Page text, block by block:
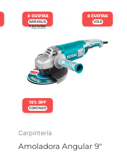
6 CUOTAS
VISA
8 CUOTAS
NARANJA
15% OFF
CONTADO
Carpintería
Amoladora Angular 9″